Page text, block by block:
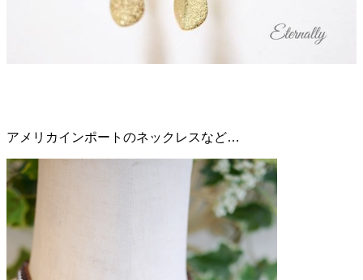
アメリカインポートのネックレスなど…